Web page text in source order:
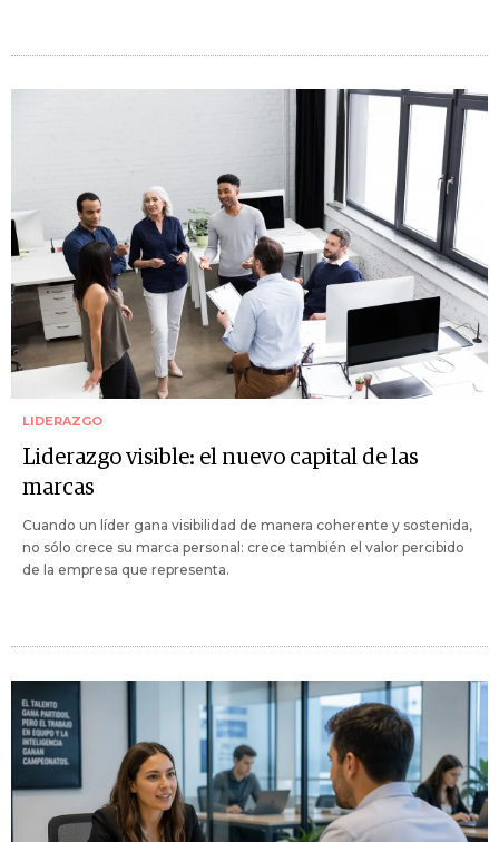
LIDERAZGO
Liderazgo visible: el nuevo capital de las
marcas
Cuando un líder gana visibilidad de manera coherente y sostenida,
no sólo crece su marca personal: crece también el valor percibido
de la empresa que representa.